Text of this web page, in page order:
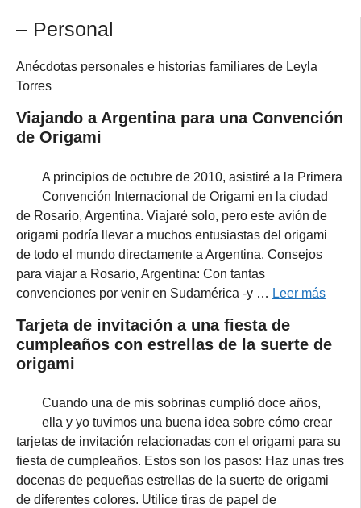
– Personal
Anécdotas personales e historias familiares de Leyla
Torres
Viajando a Argentina para una Convención
de Origami
A principios de octubre de 2010, asistiré a la Primera
Convención Internacional de Origami en la ciudad
de Rosario, Argentina. Viajaré solo, pero este avión de
origami podría llevar a muchos entusiastas del origami
de todo el mundo directamente a Argentina. Consejos
para viajar a Rosario, Argentina: Con tantas
convenciones por venir en Sudamérica -y … Leer más
Tarjeta de invitación a una fiesta de
cumpleaños con estrellas de la suerte de
origami
Cuando una de mis sobrinas cumplió doce años,
ella y yo tuvimos una buena idea sobre cómo crear
tarjetas de invitación relacionadas con el origami para su
fiesta de cumpleaños. Estos son los pasos: Haz unas tres
docenas de pequeñas estrellas de la suerte de origami
de diferentes colores. Utilice tiras de papel de